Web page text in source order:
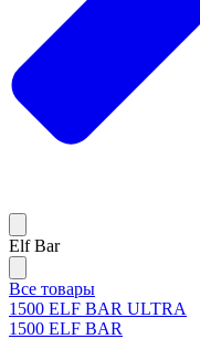
Elf Bar
Все товары
1500 ELF BAR ULTRA
1500 ELF BAR